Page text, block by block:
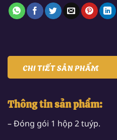
CHI TIẾT SẢN PHẨM
Thông tin sản phẩm:
– Đóng gói 1 hộp 2 tuýp.